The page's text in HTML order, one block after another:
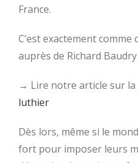
France.
C’est exactement comme
auprès de Richard Baudry
→ Lire notre article sur la
luthier
Dès lors, même si le
fort pour imposer leurs